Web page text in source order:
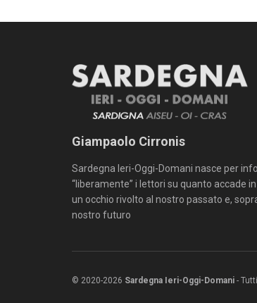
Giampaolo Cirronis
Sardegna Ieri-Oggi-Domani nasce per
“liberamente” i lettori su quanto accade
un occhio rivolto al nostro passato e,
nostro futuro
© 2020-2026 Sardegna Ieri-Oggi-Domani -